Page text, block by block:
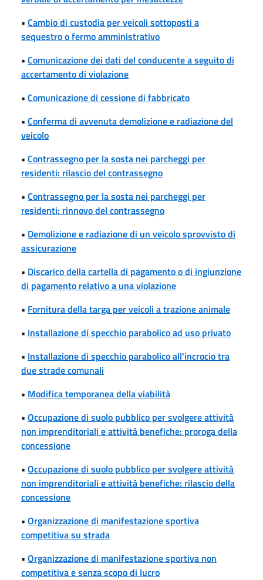
• Cambio di custodia per veicoli sottoposti a
sequestro o fermo amministrativo
• Comunicazione dei dati del conducente a seguito di
accertamento di violazione
• Comunicazione di cessione di fabbricato
• Conferma di avvenuta demolizione e radiazione del
veicolo
• Contrassegno per la sosta nei parcheggi per
residenti: rilascio del contrassegno
• Contrassegno per la sosta nei parcheggi per
residenti: rinnovo del contrassegno
• Demolizione e radiazione di un veicolo sprovvisto di
assicurazione
• Discarico della cartella di pagamento o di ingiunzione
di pagamento relativo a una violazione
• Fornitura della targa per veicoli a trazione animale
• Installazione di specchio parabolico ad uso privato
• Installazione di specchio parabolico all'incrocio tra
due strade comunali
• Modifica temporanea della viabilità
• Occupazione di suolo pubblico per svolgere attività
non imprenditoriali e attività benefiche: proroga della
concessione
• Occupazione di suolo pubblico per svolgere attività
non imprenditoriali e attività benefiche: rilascio della
concessione
• Organizzazione di manifestazione sportiva
competitiva su strada
• Organizzazione di manifestazione sportiva non
competitiva e senza scopo di lucro